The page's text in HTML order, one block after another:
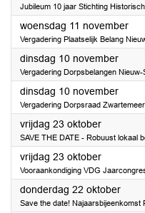
Jubileum 10 jaar Stichting
woensdag 11 november2026
Vergadering Plaatselijk Belang
dinsdag 10 november2026
Vergadering Dorpsbelangen Nieuw-
dinsdag 10 november2026
Vergadering Dorpsraad Zwartemeer
vrijdag 23 oktober2026
SAVE THE DATE - Robuust lokaal
vrijdag 23 oktober2026
Vooraankondiging VDG
donderdag 22 oktober2026
Save the date! Najaarsbijeenkomst